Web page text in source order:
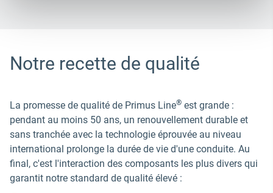
Notre recette de qualité
La promesse de qualité de Primus Line® est grande :
pendant au moins 50 ans, un renouvellement durable et
sans tranchée avec la technologie éprouvée au niveau
international prolonge la durée de vie d'une conduite. Au
final, c'est l'interaction des composants les plus divers qui
garantit notre standard de qualité élevé :